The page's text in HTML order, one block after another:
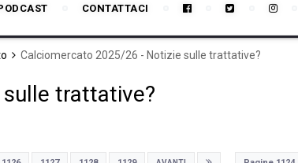
CONTATTACI
Calciomercato 2025/26 - Notizie sulle trattative?
trattative?